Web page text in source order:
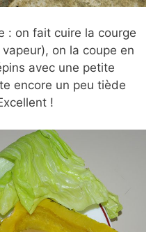
: on fait cuire la courge
on la coupe en
avec une petite
encore un peu tiède
!